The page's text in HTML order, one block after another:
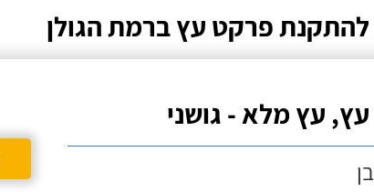
להתקנת פרקט עץ ברמת הגולן
עץ מלא - גושני